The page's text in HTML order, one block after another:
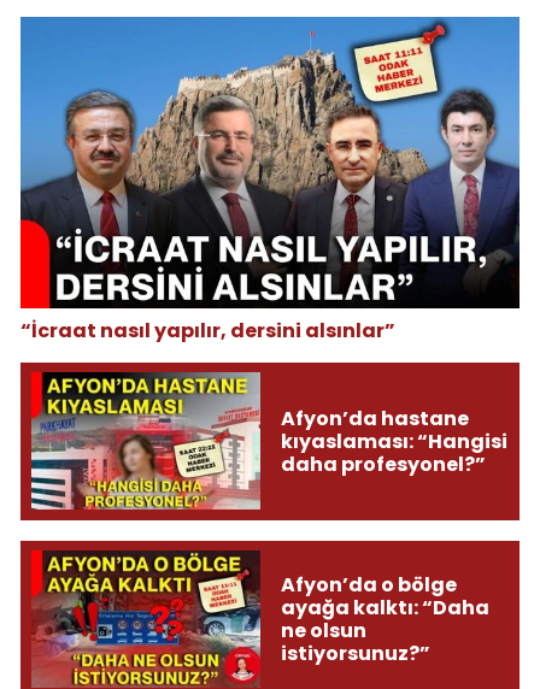
“İcraat nasıl yapılır, dersini alsınlar”
Afyon’da hastane
kıyaslaması: “Hangisi
daha profesyonel?”
Afyon’da o bölge
ayağa kalktı: “Daha
ne olsun
istiyorsunuz?”